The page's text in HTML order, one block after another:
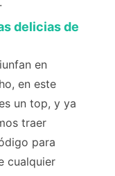
delicias de
en
en este
un top, y ya
traer
para
cualquier